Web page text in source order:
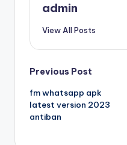
admin
View All Posts
Post
navigation
Previous Post
fm whatsapp apk
latest version 2023
antiban